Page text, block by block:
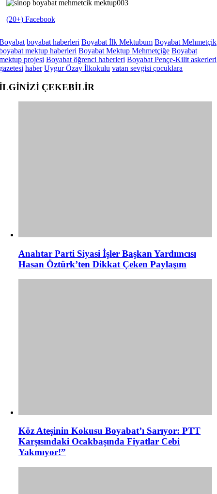
(20+) Facebook
boyabat haberleri Boyabat İlk Mektubum Boyabat Mehmetçik
mektup haberleri Boyabat Mektup Mehmetçiğe Boyabat
projesi Boyabat öğrenci haberleri Boyabat Pençe-Kilit askerleri
haber Uygur Özay İlkokulu vatan sevgisi çocuklara
ÇEKEBİLİR
Anahtar Parti Siyasi İşler Başkan Yardımcısı
Hasan Öztürk’ten Dikkat Çeken Paylaşım
Köz Ateşinin Kokusu Boyabat’ı Sarıyor: PTT
Karşısındaki Ocakbaşında Fiyatlar Cebi
Yakmıyor!”